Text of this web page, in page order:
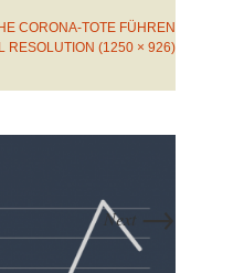
CORONA-TOTE FÜHREN
RESOLUTION (1250 × 926)
Next →